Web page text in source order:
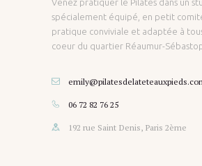
Venez pratiquer le Pilates dans un
spécialement équipé, en petit
pratique conviviale et adaptée à
coeur du quartier Réaumur-
06 72 82 76 25
192 rue Saint Denis, Paris 2ème